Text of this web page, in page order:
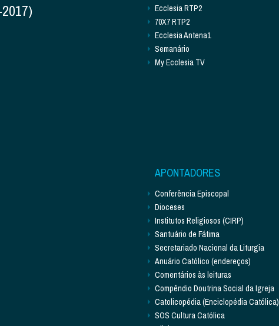
Ecclesia RTP2
70X7 RTP2
Ecclesia Antena1
Semanário
My Ecclesia TV
APONTADORES
Conferência Episcopal
Dioceses
Institutos Religiosos (CIRP)
Santuário de Fátima
Secretariado Nacional da Liturgia
Anuário Católico (endereços)
Comentários às leituras
Compêndio Doutrina Social da Igreja
Catolicopédia (Enciclopédia Católica)
SOS Cultura Católica